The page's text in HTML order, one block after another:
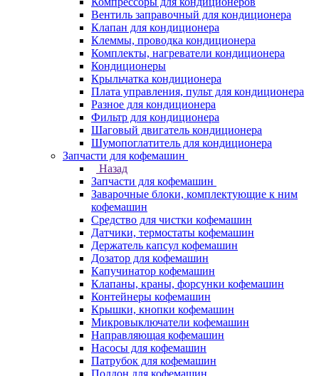
Вентиль заправочный для кондиционера
Клапан для кондиционера
Клеммы, проводка кондиционера
Комплекты, нагреватели кондиционера
Кондиционеры
Крыльчатка кондиционера
Плата управления, пульт для кондиционера
Разное для кондиционера
Фильтр для кондиционера
Шаговый двигатель кондиционера
Шумопоглатитель для кондиционера
Запчасти для кофемашин
Назад
Запчасти для кофемашин
Заварочные блоки, комплектующие к ним
кофемашин
Средство для чистки кофемашин
Датчики, термостаты кофемашин
Держатель капсул кофемашин
Дозатор для кофемашин
Капучинатор кофемашин
Клапаны, краны, форсунки кофемашин
Контейнеры кофемашин
Крышки, кнопки кофемашин
Микровыключатели кофемашин
Направляющая кофемашин
Насосы для кофемашин
Патрубок для кофемашин
Поддон для кофемашин